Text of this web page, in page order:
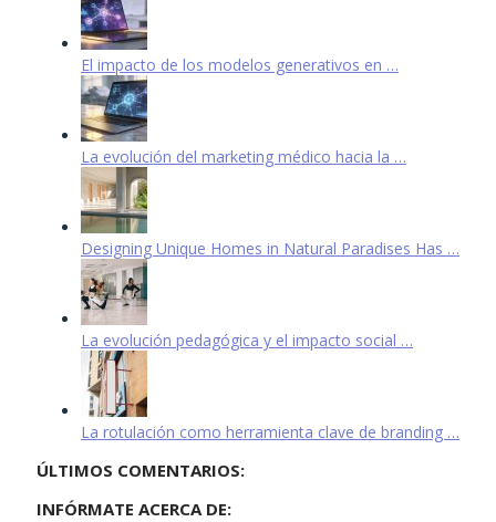
El impacto de los modelos generativos en …
La evolución del marketing médico hacia la …
Designing Unique Homes in Natural Paradises Has …
La evolución pedagógica y el impacto social …
La rotulación como herramienta clave de branding …
ÚLTIMOS COMENTARIOS:
INFÓRMATE ACERCA DE: